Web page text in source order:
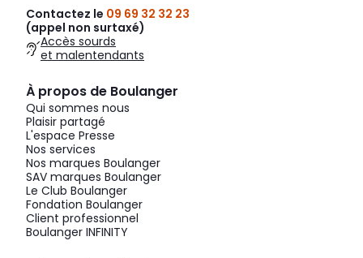
Contactez le 09 69 32 32 23
(appel non surtaxé)
Accès sourds
et malentendants
À propos de Boulanger
Qui sommes nous
Plaisir partagé
L'espace Presse
Nos services
Nos marques Boulanger
SAV marques Boulanger
Le Club Boulanger
Fondation Boulanger
Client professionnel
Boulanger INFINITY